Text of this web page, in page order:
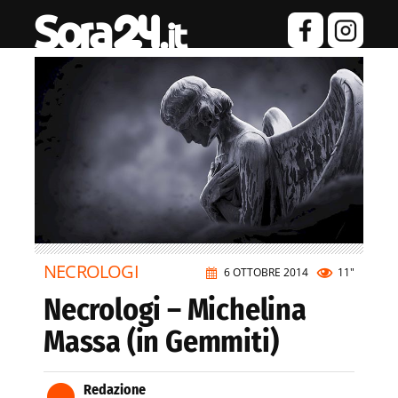
6 OTTOBRE 2014 11"
NECROLOGI
Necrologi – Michelina
Massa (in Gemmiti)
Redazione